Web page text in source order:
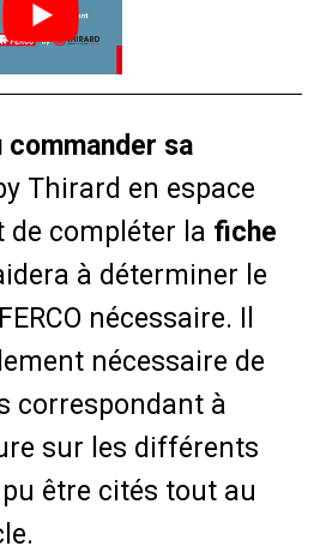
commander sa
Thirard en espace
de compléter la fiche
à déterminer le
nécessaire. Il
nécessaire de
correspondant à
sur les différents
être cités tout au